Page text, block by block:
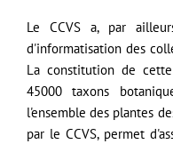
Le CCVS a, par
d'informatisation des
La constitution de
45000 taxons
l'ensemble des plantes
par le CCVS, permet